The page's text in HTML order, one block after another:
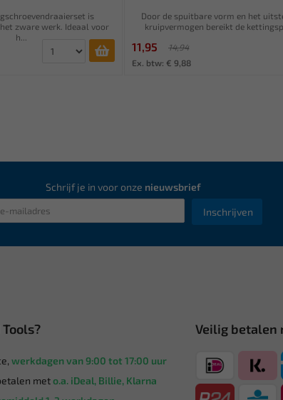
is
zware werk. Ideaal voor
h...
Door de spuitbare vorm en het
kruipvermogen bereikt de
11,95
14,94
Ex. btw: € 9,88
Schrijf je in voor onze nieuwsbrief
Inschrijven
werkdagen van 9:00 tot 17:00 uur
meto.a. iDeal, Billie, Klarna
Veilig betalen